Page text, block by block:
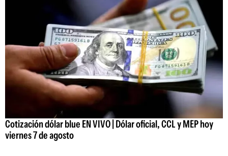
Cotización dólar blue EN VIVO | Dólar oficial, CCL y MEP hoy
viernes 7 de agosto